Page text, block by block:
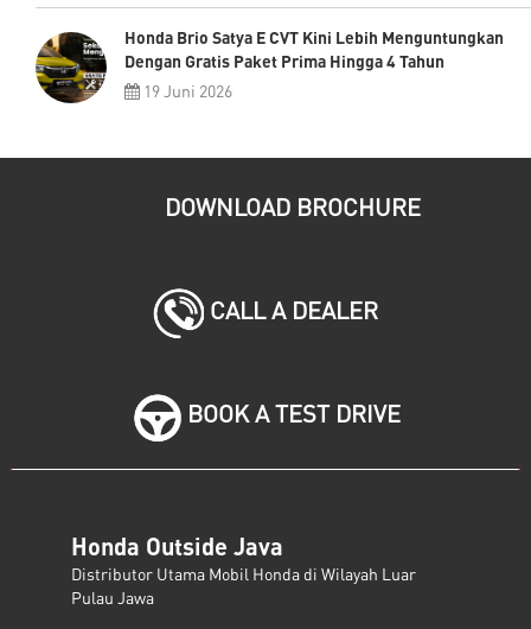
Honda Brio Satya E CVT Kini Lebih Menguntungkan
Dengan Gratis Paket Prima Hingga 4 Tahun
19 Juni 2026
DOWNLOAD BROCHURE
CALL A DEALER
BOOK A TEST DRIVE
Honda Outside Java
Distributor Utama Mobil Honda di Wilayah Luar
Pulau Jawa